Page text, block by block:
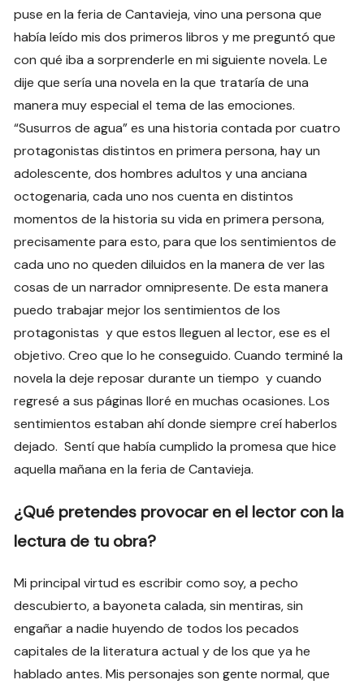
puse en la feria de Cantavieja, vino una persona que
había leído mis dos primeros libros y me preguntó que
con qué iba a sorprenderle en mi siguiente novela. Le
dije que sería una novela en la que trataría de una
manera muy especial el tema de las emociones.
“Susurros de agua” es una historia contada por cuatro
protagonistas distintos en primera persona, hay un
adolescente, dos hombres adultos y una anciana
octogenaria, cada uno nos cuenta en distintos
momentos de la historia su vida en primera persona,
precisamente para esto, para que los sentimientos de
cada uno no queden diluidos en la manera de ver las
cosas de un narrador omnipresente. De esta manera
puedo trabajar mejor los sentimientos de los
protagonistas y que estos lleguen al lector, ese es el
objetivo. Creo que lo he conseguido. Cuando terminé la
novela la deje reposar durante un tiempo y cuando
regresé a sus páginas lloré en muchas ocasiones. Los
sentimientos estaban ahí donde siempre creí haberlos
dejado. Sentí que había cumplido la promesa que hice
aquella mañana en la feria de Cantavieja.
¿Qué pretendes provocar en el lector con la
lectura de tu obra?
Mi principal virtud es escribir como soy, a pecho
descubierto, a bayoneta calada, sin mentiras, sin
engañar a nadie huyendo de todos los pecados
capitales de la literatura actual y de los que ya he
hablado antes. Mis personajes son gente normal, que